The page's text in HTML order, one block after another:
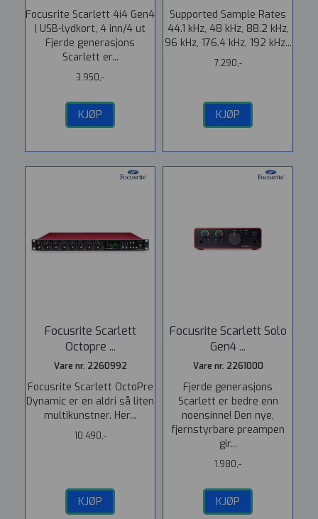
Focusrite Scarlett 4i4 Gen4
| USB-lydkort, 4 inn/4 ut
Fjerde generasjons
Scarlett er...
3.950,-
KJØP
Supported Sample Rates
44.1 kHz, 48 kHz, 88.2 kHz,
96 kHz, 176.4 kHz, 192 kHz...
7.290,-
KJØP
Focusrite Scarlett
Octopre ...
Vare nr. 2260992
Focusrite Scarlett OctoPre
Dynamic er en aldri så liten
multikunstner. Her...
10.490,-
KJØP
Focusrite Scarlett Solo
Gen4 ...
Vare nr. 2261000
Fjerde generasjons
Scarlett er bedre enn
noensinne! Den nye,
fjernstyrbare preampen
gir...
1.980,-
KJØP